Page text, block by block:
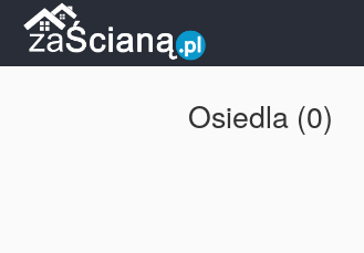
Osiedla (0)